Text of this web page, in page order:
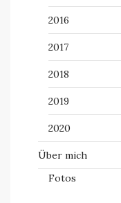
2016
2017
2018
2019
2020
Über mich
Fotos